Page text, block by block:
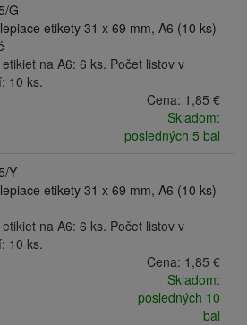
G
etikety 31 x 69 mm, A6 (10 ks)
na A6: 6 ks. Počet listov v
10 ks.
Cena: 1,85 €
Skladom:
posledných 5 bal
Y
etikety 31 x 69 mm, A6 (10 ks)
na A6: 6 ks. Počet listov v
10 ks.
Cena: 1,85 €
Skladom:
posledných 10
bal